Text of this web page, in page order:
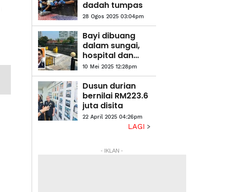
dadah tumpas
28 Ogos 2025 03:04pm
Bayi dibuang
dalam sungai,
hospital dan
klinik swasta
akan diperiksa
10 Mei 2025 12:28pm
Dusun durian
bernilai RM223.6
juta disita
22 April 2025 04:26pm
LAGI
- IKLAN -